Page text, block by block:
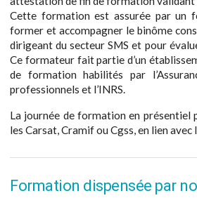
Cette formation est assurée par un
former et accompagner le binôme
dirigeant du secteur SMS et pour
Ce formateur fait partie d’un
de formation habilités par
professionnels et l’INRS.
La journée de formation en présentiel
les Carsat, Cramif ou Cgss, en lien
Formation dispensée par